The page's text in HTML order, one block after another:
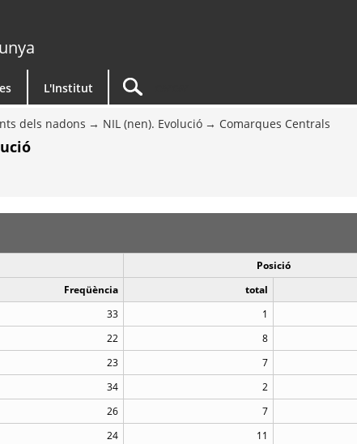
L'Institut
dels nadons NIL (nen). Evolució Comarques Centrals
Posició
Freqüència
total
33 1
22 8
23 7
34 2
26 7
24 11